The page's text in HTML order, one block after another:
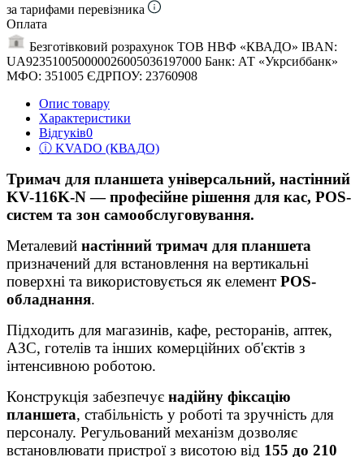
за тарифами перевізника
Оплата
Безготівковий розрахунок ТОВ НВФ «КВАДО» IBAN:
UA923510050000026005036197000 Банк: АТ «Укрсиббанк»
МФО: 351005 ЄДРПОУ: 23760908
Опис товару
Характеристики
Відгуків0
ⓘ KVADO (КВАДО)
Тримач для планшета універсальний, настінний
KV-116K-N — професійне рішення для кас, POS-
систем та зон самообслуговування.
Металевий настінний тримач для планшета
призначений для встановлення на вертикальні
поверхні та використовується як елемент POS-
обладнання.
Підходить для магазинів, кафе, ресторанів, аптек,
АЗС, готелів та інших комерційних об'єктів з
інтенсивною роботою.
Конструкція забезпечує надійну фіксацію
планшета, стабільність у роботі та зручність для
персоналу. Регульований механізм дозволяє
встановлювати пристрої з висотою від 155 до 210